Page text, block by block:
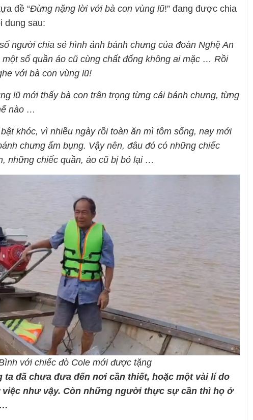
đề “Đừng nặng lời với bà con vùng lũ!” đang được chia
dung sau:
người chia sẻ hình ảnh bánh chưng của đoàn Nghệ An
số quần áo cũ cùng chất đống không ai mặc … Rồi
với bà con vùng lũ!
lũ mới thấy bà con trân trọng từng cái bánh chưng, từng
nào …
khóc, vì nhiều ngày rồi toàn ăn mì tôm sống, nay mới
chưng ấm bụng. Vậy nên, đâu đó có những chiếc
những chiếc quần, áo cũ bị bỏ lại …
với chiếc đò Cole mới được tặng
ta đã chưa đưa đến nơi cần thiết, hoặc một vài lí do
việc như vậy. Còn những người thực sự cần thì họ ở